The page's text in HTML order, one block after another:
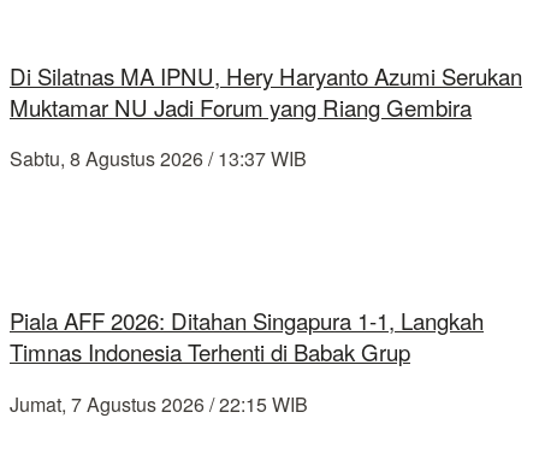
Di Silatnas MA IPNU, Hery Haryanto Azumi Serukan
Muktamar NU Jadi Forum yang Riang Gembira
Sabtu, 8 Agustus 2026 / 13:37 WIB
Piala AFF 2026: Ditahan Singapura 1-1, Langkah
Timnas Indonesia Terhenti di Babak Grup
Jumat, 7 Agustus 2026 / 22:15 WIB